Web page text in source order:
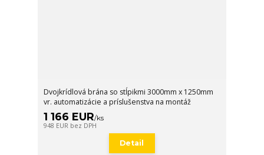
Dvojkrídlová brána so stĺpikmi 3000mm x 1250mm
vr. automatizácie a príslušenstva na montáž
1 166 EUR/ks
948 EUR bez DPH
Detail